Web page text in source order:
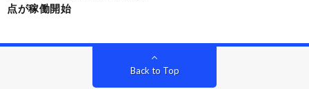
点が稼働開始
Back to Top